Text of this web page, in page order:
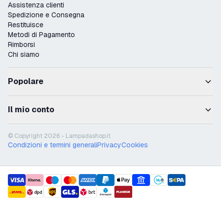
Assistenza clienti
Spedizione e Consegna
Restituisce
Metodi di Pagamento
Rimborsi
Chi siamo
Popolare
Il mio conto
© Copyright 2026 - Lampadashop.it
Condizioni e termini generaliPrivacyCookies
payment methods
shipment methods